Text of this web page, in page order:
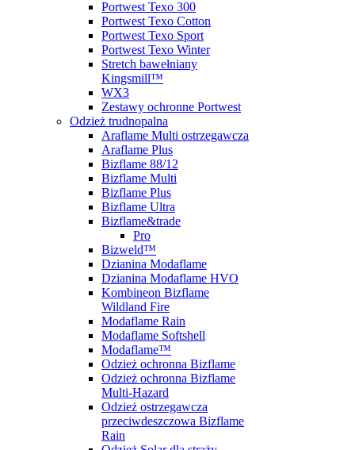
Portwest Texo 300
Portwest Texo Cotton
Portwest Texo Sport
Portwest Texo Winter
Stretch bawełniany
Kingsmill™
WX3
Zestawy ochronne Portwest
Odzież trudnopalna
Araflame Multi ostrzegawcza
Araflame Plus
Bizflame 88/12
Bizflame Multi
Bizflame Plus
Bizflame Ultra
Bizflame&trade
Pro
Bizweld™
Dzianina Modaflame
Dzianina Modaflame HVO
Kombineon Bizflame
Wildland Fire
Modaflame Rain
Modaflame Softshell
Modaflame™
Odzież ochronna Bizflame
Odzież ochronna Bizflame
Multi-Hazard
Odzież ostrzegawcza
przeciwdeszczowa Bizflame
Rain